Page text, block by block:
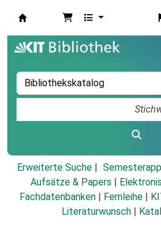
Erweiterte Suche
Aufsätze & Papers
Fachdatenbanken
Fernleihe
Literaturwunsch